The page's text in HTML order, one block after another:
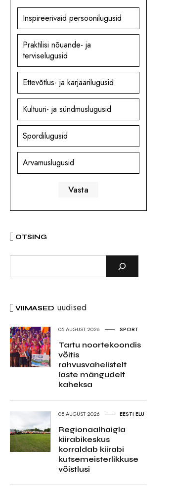
Inspireerivaid persoonilugusid
Praktilisi nõuande- ja
terviselugusid
Ettevõtlus- ja karjäärilugusid
Kultuuri- ja sündmuslugusid
Spordilugusid
Arvamuslugusid
OTSING
VIIMASED uudised
05.AUGUST 2026 SPORT
Tartu noortekoondis
võitis
rahvusvahelistelt
laste mängudelt
kaheksa
05.AUGUST 2026 EESTI ELU
Regionaalhaigla
kiirabikeskus
korraldab kiirabi
kutsemeisterlikkuse
võistlusi